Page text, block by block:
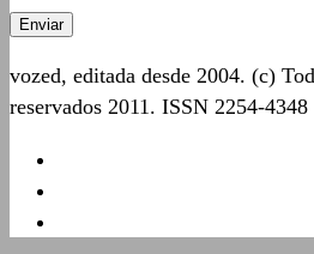
vozed, editada desde 2004. (c)
reservados 2011. ISSN 2254-4348